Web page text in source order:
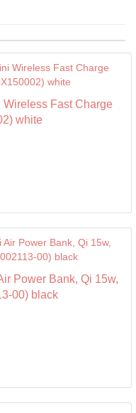
Fast Charge
white
Power Bank, Qi 15w,
00) black